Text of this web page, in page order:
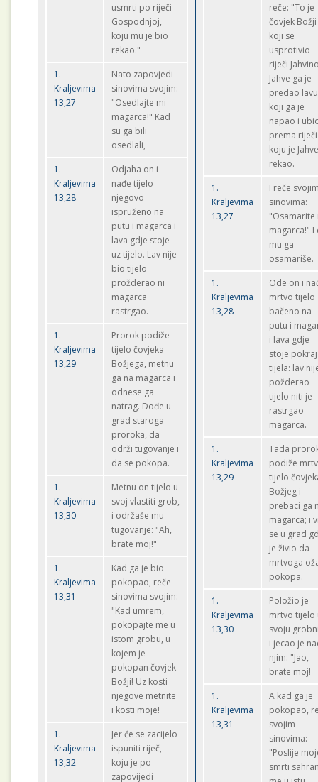
usmrti po riječi
Gospodnjoj,
koju mu je bio
rekao."
1.
Kraljevima
13,27
Nato zapovjedi
sinovima svojim:
"Osedlajte mi
magarca!" Kad
su ga bili
osedlali,
1.
Kraljevima
13,28
Odjaha on i
nađe tijelo
njegovo
ispruženo na
putu i magarca i
lava gdje stoje
uz tijelo. Lav nije
bio tijelo
prožderao ni
magarca
rastrgao.
1.
Kraljevima
13,29
Prorok podiže
tijelo čovjeka
Božjega, metnu
ga na magarca i
odnese ga
natrag. Dođe u
grad staroga
proroka, da
održi tugovanje i
da se pokopa.
1.
Kraljevima
13,30
Metnu on tijelo u
svoj vlastiti grob,
i održaše mu
tugovanje: "Ah,
brate moj!"
1.
Kraljevima
13,31
Kad ga je bio
pokopao, reče
sinovima svojim:
"Kad umrem,
pokopajte me u
istom grobu, u
kojem je
pokopan čovjek
Božji! Uz kosti
njegove metnite
i kosti moje!
1.
Kraljevima
13,32
Jer će se zacijelo
ispuniti riječ,
koju je po
zapovijedi
reče: "To je
čovjek Božji
koji se
usprotivio
riječi
Jahve ga je
predao
koji ga je
napao i
prema riječi
koju je
rekao.
1.
Kraljevima
13,27
I reče
sinovima:
"Osamarite
magarca!" I
mu ga
osamariše.
1.
Kraljevima
13,28
Ode on i
mrtvo tijelo
bačeno na
putu i
i lava gdje
stoje pokraj
tijela: lav
požderao
tijelo niti je
rastrgao
magarca.
1.
Kraljevima
13,29
Tada
podiže
tijelo
Božjeg i
prebaci ga
magarca; i
se u grad
je živio da
mrtvoga
pokopa.
1.
Kraljevima
13,30
Položio je
mrtvo tijelo
svoju
i jecao je
njim: "Jao,
brate moj!
1.
Kraljevima
13,31
A kad ga je
pokopao,
svojim
sinovima:
"Poslije
smrti